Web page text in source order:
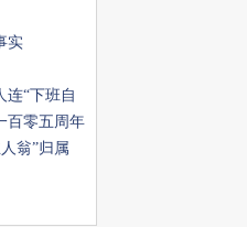
实
连“下班自
百零五周年
翁”归属